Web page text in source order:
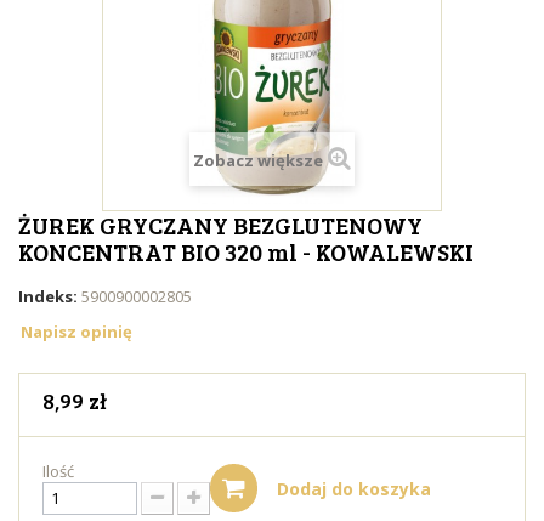
Zobacz większe
ŻUREK GRYCZANY BEZGLUTENOWY
KONCENTRAT BIO 320 ml - KOWALEWSKI
Indeks: 5900900002805
Napisz opinię
8,99 zł
Ilość
Dodaj do koszyka